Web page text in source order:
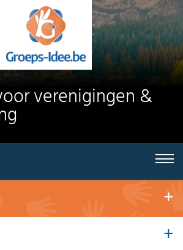
verenigingen &